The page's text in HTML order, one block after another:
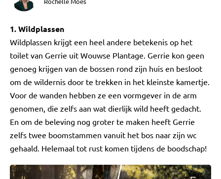
1. Wildplassen
Wildplassen krijgt een heel andere betekenis op het
toilet van Gerrie uit Wouwse Plantage. Gerrie kon geen
genoeg krijgen van de bossen rond zijn huis en besloot
om de wildernis door te trekken in het kleinste kamertje.
Voor de wanden hebben ze een vormgever in de arm
genomen, die zelfs aan wat dierlijk wild heeft gedacht.
En om de beleving nog groter te maken heeft Gerrie
zelfs twee boomstammen vanuit het bos naar zijn wc
gehaald. Helemaal tot rust komen tijdens de boodschap!